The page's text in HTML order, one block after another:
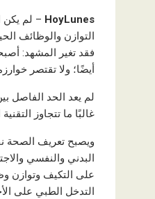
HoyLunes – لم يكن
التوازن والوظائف
فقد تغير المشهد:
أيضًا؛ ولا تقتصر
لم يعد الحد الفاصل
غالبًا ما تتجاوز
ويصبح تعريف الصحة
البدني والنفسي
على التكيف وتوازن
التدخل الطبي على